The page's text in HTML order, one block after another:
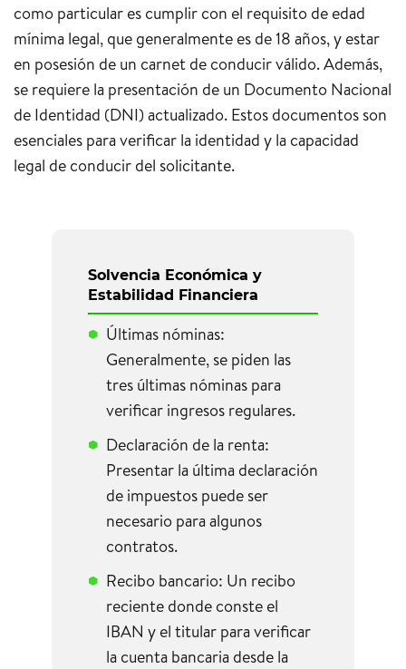
como particular es cumplir con el requisito de edad
mínima legal, que generalmente es de 18 años, y estar
en posesión de un carnet de conducir válido. Además,
se requiere la presentación de un Documento Nacional
de Identidad (DNI) actualizado. Estos documentos son
esenciales para verificar la identidad y la capacidad
legal de conducir del solicitante.
Solvencia Económica y
Estabilidad Financiera
Últimas nóminas:
Generalmente, se piden las
tres últimas nóminas para
verificar ingresos regulares.
Declaración de la renta:
Presentar la última declaración
de impuestos puede ser
necesario para algunos
contratos.
Recibo bancario: Un recibo
reciente donde conste el
IBAN y el titular para verificar
la cuenta bancaria desde la